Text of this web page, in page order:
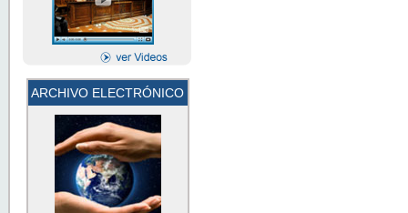
ARCHIVO ELECTRÓNICO